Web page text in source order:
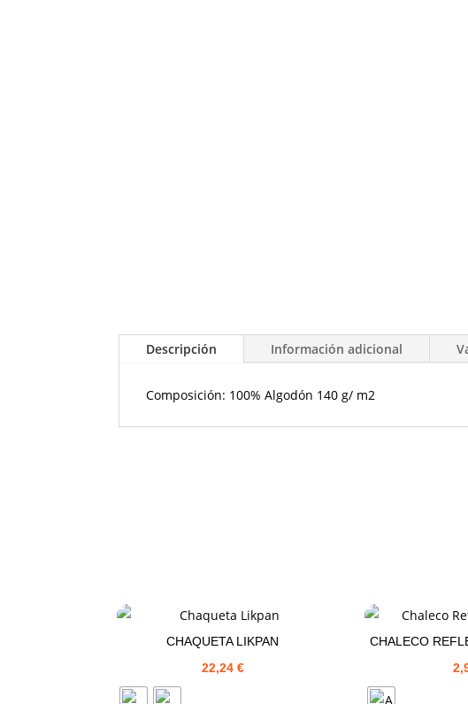
Descripción Información adicional
Composición: 100% Algodón 140 g/ m2
CHAQUETA LIKPAN
22,24 €
CHALECO